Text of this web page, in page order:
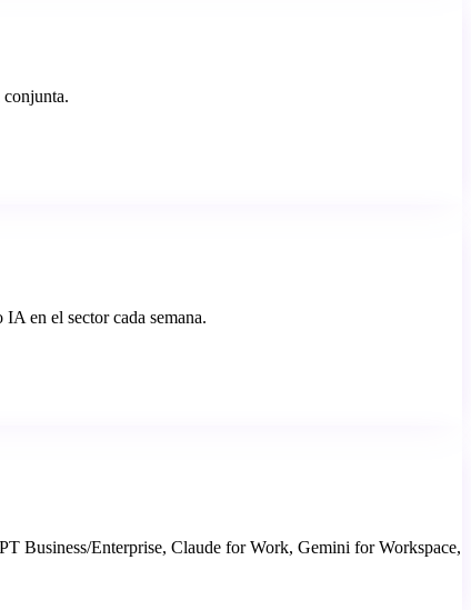
conjunta.
en el sector cada semana.
Business/Enterprise, Claude for Work, Gemini for Workspace,